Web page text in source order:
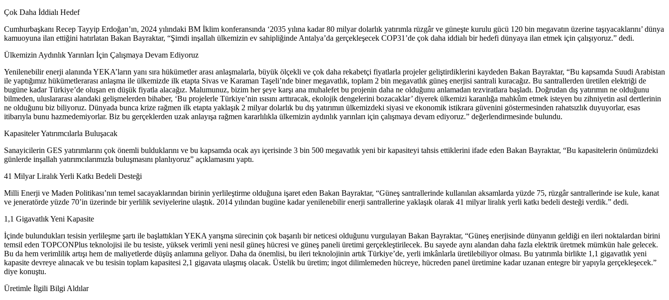
Çok Daha İddialı Hedef
Cumhurbaşkanı Recep Tayyip Erdoğan’ın, 2024 yılındaki BM İklim konferansında ‘2035 yılına kadar 80 milyar dolarlık yatırımla rüzgâr ve güneşte kurulu gücü 120 bin megavatın üzerine taşıyacaklarını’ dünya
kamuoyuna ilan ettiğini hatırlatan Bakan Bayraktar, “Şimdi inşallah ülkemizin ev sahipliğinde Antalya’da gerçekleşecek COP31’de çok daha iddialı bir hedefi dünyaya ilan etmek için çalışıyoruz.” dedi.
Ülkemizin Aydınlık Yarınları İçin Çalışmaya Devam Ediyoruz
Yenilenebilir enerji alanında YEKA’ların yanı sıra hükümetler arası anlaşmalarla, büyük ölçekli ve çok daha rekabetçi fiyatlarla projeler geliştirdiklerini kaydeden Bakan Bayraktar, “Bu kapsamda Suudi Arabistan
ile yaptığımız hükümetlerarası anlaşma ile ülkemizde ilk etapta Sivas ve Karaman Taşeli’nde biner megavatlık, toplam 2 bin megavatlık güneş enerjisi santrali kuracağız. Bu santrallerden üretilen elektriği de
bugüne kadar Türkiye’de oluşan en düşük fiyatla alacağız. Malumunuz, bizim her şeye karşı ana muhalefet bu projenin daha ne olduğunu anlamadan tezviratlara başladı. Doğrudan dış yatırımın ne olduğunu
bilmeden, uluslararası alandaki gelişmelerden bihaber, ‘Bu projelerle Türkiye’nin ısısını arttıracak, ekolojik dengelerini bozacaklar’ diyerek ülkemizi karanlığa mahkûm etmek isteyen bu zihniyetin asıl dertlerinin
ne olduğunu biz biliyoruz. Dünyada bunca krize rağmen ilk etapta yaklaşık 2 milyar dolarlık bu dış yatırımın ülkemizdeki siyasi ve ekonomik istikrara güvenini göstermesinden rahatsızlık duyuyorlar, esas
itibarıyla bunu hazmedemiyorlar. Biz bu gerçeklerden uzak anlayışa rağmen kararlılıkla ülkemizin aydınlık yarınları için çalışmaya devam ediyoruz.” değerlendirmesinde bulundu.
Kapasiteler Yatırımcılarla Buluşacak
Sanayicilerin GES yatırımlarını çok önemli bulduklarını ve bu kapsamda ocak ayı içerisinde 3 bin 500 megavatlık yeni bir kapasiteyi tahsis ettiklerini ifade eden Bakan Bayraktar, “Bu kapasitelerin önümüzdeki
günlerde inşallah yatırımcılarımızla buluşmasını planlıyoruz” açıklamasını yaptı.
41 Milyar Liralık Yerli Katkı Bedeli Desteği
Milli Enerji ve Maden Politikası’nın temel sacayaklarından birinin yerlileştirme olduğuna işaret eden Bakan Bayraktar, “Güneş santrallerinde kullanılan aksamlarda yüzde 75, rüzgâr santrallerinde ise kule, kanat
ve jeneratörde yüzde 70’in üzerinde bir yerlilik seviyelerine ulaştık. 2014 yılından bugüne kadar yenilenebilir enerji santrallerine yaklaşık olarak 41 milyar liralık yerli katkı bedeli desteği verdik.” dedi.
1,1 Gigavatlık Yeni Kapasite
İçinde bulundukları tesisin yerlileşme şartı ile başlattıkları YEKA yarışma sürecinin çok başarılı bir neticesi olduğunu vurgulayan Bakan Bayraktar, “Güneş enerjisinde dünyanın geldiği en ileri noktalardan birini
temsil eden TOPCONPlus teknolojisi ile bu tesiste, yüksek verimli yeni nesil güneş hücresi ve güneş paneli üretimi gerçekleştirilecek. Bu sayede aynı alandan daha fazla elektrik üretmek mümkün hale gelecek.
Bu da hem verimlilik artışı hem de maliyetlerde düşüş anlamına geliyor. Daha da önemlisi, bu ileri teknolojinin artık Türkiye’de, yerli imkânlarla üretilebiliyor olması. Bu yatırımla birlikte 1,1 gigavatlık yeni
kapasite devreye alınacak ve bu tesisin toplam kapasitesi 2,1 gigavata ulaşmış olacak. Üstelik bu üretim; ingot dilimlemeden hücreye, hücreden panel üretimine kadar uzanan entegre bir yapıyla gerçekleşecek.”
diye konuştu.
Üretimle İlgili Bilgi Aldılar